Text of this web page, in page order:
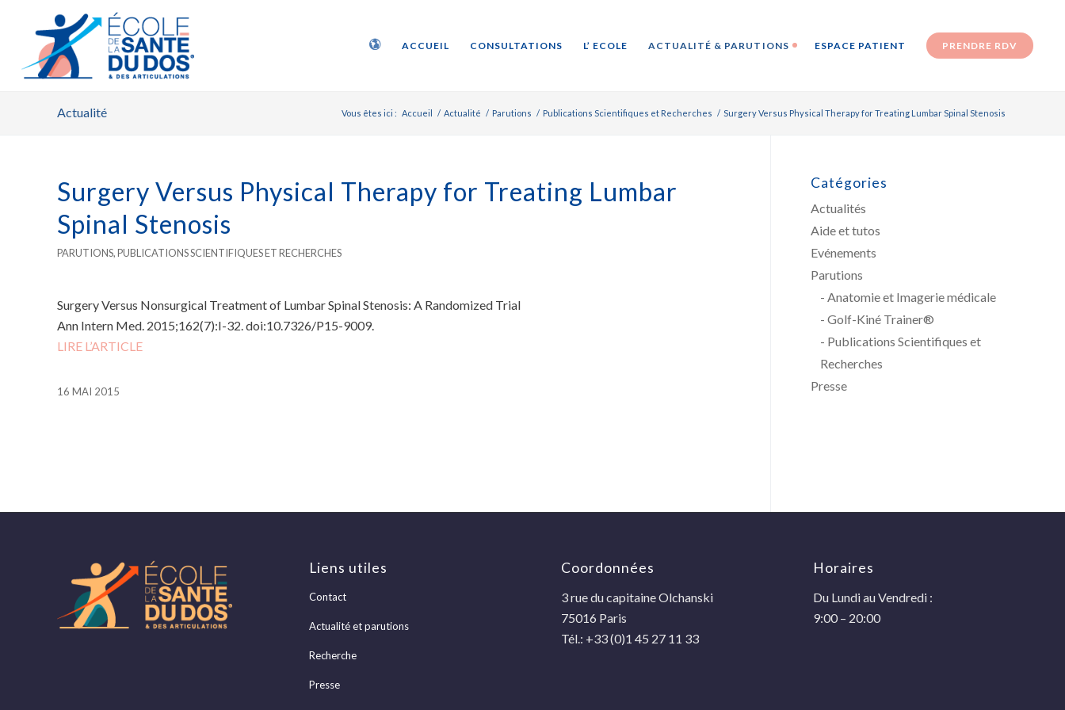
ACCUEIL CONSULTATIONS L’ ECOLE ACTUALITÉ & PARUTIONS ESPACE PATIENT PRENDRE RDV
Actualité Vous êtes ici : Accueil / Actualité / Parutions / Publications Scientifiques et Recherches / Surgery Versus Physical Therapy for Treating Lumbar Spinal Stenosis
Surgery Versus Physical Therapy for Treating Lumbar
Spinal Stenosis
PARUTIONS,PUBLICATIONS SCIENTIFIQUES ET RECHERCHES
Surgery Versus Nonsurgical Treatment of Lumbar Spinal Stenosis: A Randomized Trial
Ann Intern Med. 2015;162(7):I-32. doi:10.7326/P15-9009.
LIRE L’ARTICLE
16 MAI 2015
Catégories
Actualités
Aide et tutos
Evénements
Parutions
Anatomie et Imagerie médicale
Golf-Kiné Trainer®
Publications Scientifiques et
Recherches
Presse
Liens utiles
Contact
Actualité et parutions
Recherche
Presse
Coordonnées
3 rue du capitaine Olchanski
75016 Paris
Tél.: +33 (0)1 45 27 11 33
Horaires
Du Lundi au Vendredi :
9:00 – 20:00